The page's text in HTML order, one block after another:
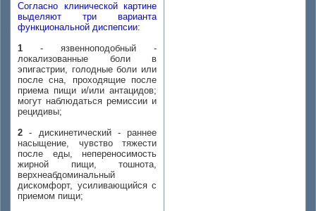
Согласно клинической картине
выделяют три варианта
функциональной диспепсии:
1 - язвенноподобный -
локализованные боли в
эпигастрии, голодные боли или
после сна, проходящие после
приема пищи и/или антацидов;
могут наблюдаться ремиссии и
рецидивы;
2 - дискинетический - раннее
насыщение, чувство тяжести
после еды, непереносимость
жирной пищи, тошнота,
верхнеабдоминальный
дискомфорт, усиливающийся с
приемом пищи;